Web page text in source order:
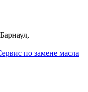
по замене масла